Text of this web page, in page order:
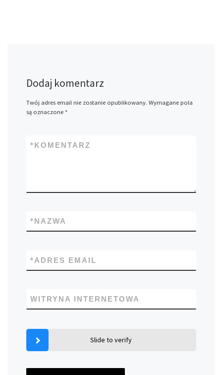
Dodaj komentarz
Twój adres email nie zostanie opublikowany. Wymagane pola
są oznaczone *
KOMENTARZ
*
NAZWA
*
ADRES EMAIL
*
WITRYNA INTERNETOWA
Slide to verify